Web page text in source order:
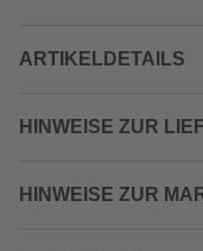
ARTIKELDETAILS
HINWEISE ZUR
HINWEISE ZUR